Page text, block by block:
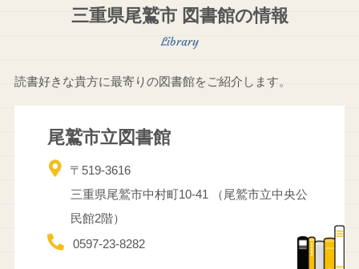
三重県尾鷲市 図書館の情報
読書好きな貴方に最寄りの図書館をご紹介します。
尾鷲市立図書館
〒519-3616
三重県尾鷲市中村町10-41 （尾鷲市立中央公
民館2階）
0597-23-8282